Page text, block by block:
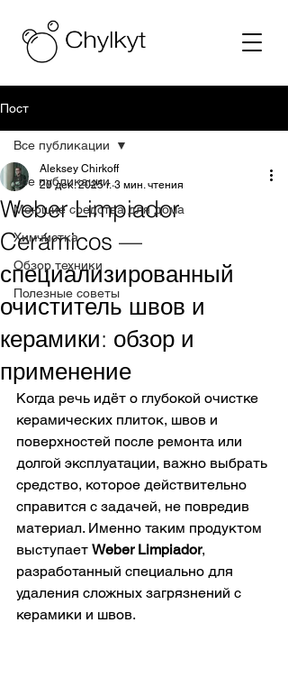
Пост
Все публикации
Моющие средства для дома
Химчистка
Обзор техники
Полезные советы
Все публикации
Weber Limpiador
Cerámicos —
специализированный
очиститель швов и
керамики: обзор и
применение
Aleksey Chirkoff
20 дек. 2025 г. 3 мин. чтения
Когда речь идёт о глубокой очистке
керамических плиток, швов и
поверхностей после ремонта или
долгой эксплуатации, важно выбрать
средство, которое действительно
справится с задачей, не повредив
материал. Именно таким продуктом
выступает Weber Limpiador,
разработанный специально для
удаления сложных загрязнений с
керамики и швов.